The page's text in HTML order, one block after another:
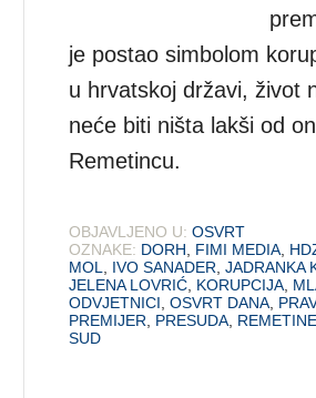
je postao simbolom
u hrvatskoj državi, život
neće biti ništa lakši od
Remetincu.
OBJAVLJENO U: OSVRT
OZNAKE: DORH FIMI MEDIA
MOL
IVO SANADER ,JADRANKA
JELENA LOVRIĆ KORUPCIJA
ODVJETNICI ,OSVRT DANA
PREMIJER
PRESUDA
SUD